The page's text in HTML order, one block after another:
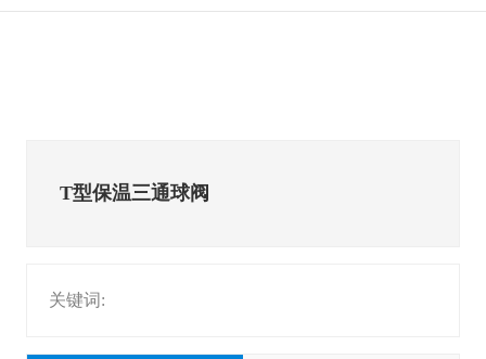
T型保温三通球阀
关键词: